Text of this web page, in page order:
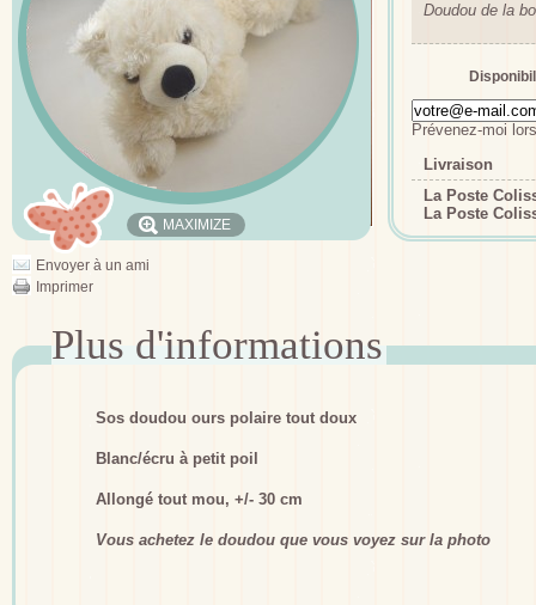
MAXIMIZE
Envoyer à un ami
Imprimer
Doudou de la
Prévenez-moi
Livraison
La Poste
La Poste
Sos doudou ours polaire tout doux
Blanc/écru à petit poil
Allongé tout mou, +/- 30 cm
Vous achetez le doudou que vous voyez sur la photo